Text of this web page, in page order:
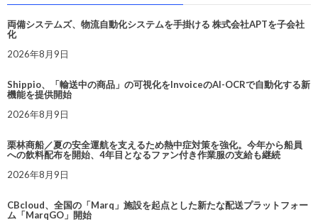
両備システムズ、物流自動化システムを手掛ける 株式会社APTを子会社
化
2026年8月9日
Shippio、「輸送中の商品」の可視化をInvoiceのAI-OCRで自動化する新
機能を提供開始
2026年8月9日
栗林商船／夏の安全運航を支えるため熱中症対策を強化。今年から船員
への飲料配布を開始、4年目となるファン付き作業服の支給も継続
2026年8月9日
CBcloud、全国の「Marq」施設を起点とした新たな配送プラットフォー
ム「MarqGO」開始